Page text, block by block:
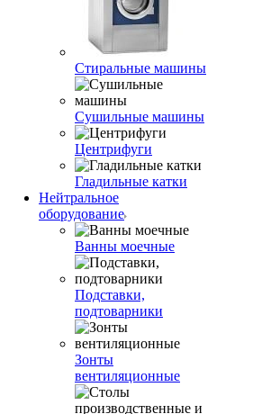
Стиральные машины
Сушильные машины
Центрифуги
Гладильные катки
Нейтральное
оборудование
Ванны моечные
Подставки,
подтоварники
Зонты
вентиляционные